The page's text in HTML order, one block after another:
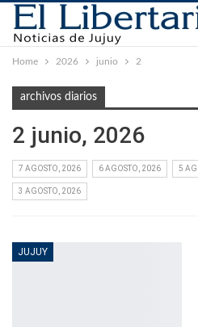
Home 2026 junio 2
archivos diarios
2 junio, 2026
7 AGOSTO, 2026 6 AGOSTO, 2026 5
3 AGOSTO, 2026
JUJUY